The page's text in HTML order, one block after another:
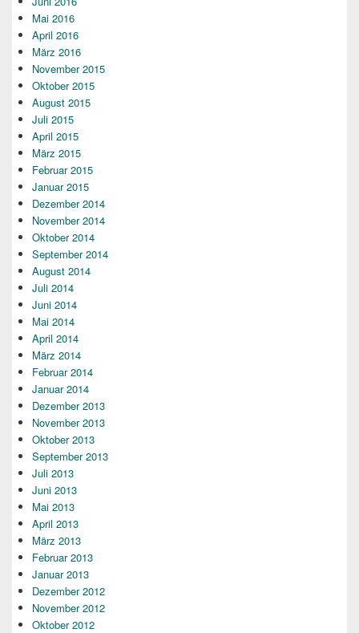
Mai 2016
April 2016
März 2016
November 2015
Oktober 2015
August 2015
Juli 2015
April 2015
März 2015
Februar 2015
Januar 2015
Dezember 2014
November 2014
Oktober 2014
September 2014
August 2014
Juli 2014
Juni 2014
Mai 2014
April 2014
März 2014
Februar 2014
Januar 2014
Dezember 2013
November 2013
Oktober 2013
September 2013
Juli 2013
Juni 2013
Mai 2013
April 2013
März 2013
Februar 2013
Januar 2013
Dezember 2012
November 2012
Oktober 2012